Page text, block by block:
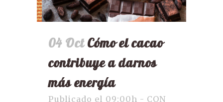
04 Oct Cómo el cacao
contribuye a darnos
más energía
Publicado el 09:00h - CON